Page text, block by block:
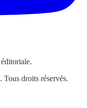
droits réservés.